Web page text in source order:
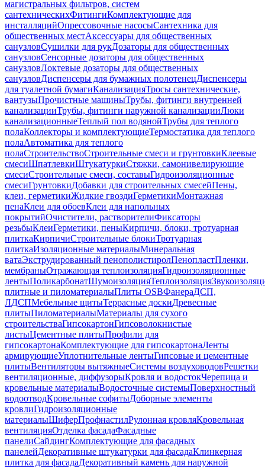
магистральных фильтров, систем
сантехническихФитингиКомплектующие для
инсталляцийОпрессовочные насосыСантехника для
общественных местАксессуары для общественных
санузловСушилки для рукДозаторы для общественных
санузловСенсорные дозаторы для общественных
санузловЛоктевые дозаторы для общественных
санузловДиспенсеры для бумажных полотенецДиспенсеры
для туалетной бумагиКанализацияТросы сантехнические,
вантузыПрочистные машиныТрубы, фитинги внутренней
канализацииТрубы, фитинги наружной канализацииЛюки
канализационныеТеплый пол водянойТрубы для теплого
полаКоллекторы и комплектующиеТермостатика для теплого
полаАвтоматика для теплого
полаСтроительствоСтроительные смеси и грунтовкиКлеевые
смесиШпатлевкиШтукатуркиСтяжки, самонивелирующие
смесиСтроительные смеси, составыГидроизоляционные
смесиГрунтовкиДобавки для строительных смесейПены,
клеи, герметикиЖидкие гвоздиГерметикиМонтажная
пенаКлеи для обоевКлеи для напольных
покрытийОчистители, растворителиФиксаторы
резьбыКлеиГерметики, пеныКирпичи, блоки, тротуарная
плиткаКирпичиСтроительные блокиТротуарная
плиткаИзоляционные материалыМинеральная
ватаЭкструдированный пенополистиролПенопластПленки,
мембраныОтражающая теплоизоляцияГидроизоляционные
лентыПоликарбонатШумоизоляцияТеплоизоляция
плитные и пиломатериалыПлиты OSBФанераДСП,
ЛДСПМебельные щитыТеррасные доскиДревесные
плитыПиломатериалыМатериалы для сухого
строительстваГипсокартонГипсоволокнистые
листыЦементные плитыПрофили для
гипсокартонаКомплектующие для гипсокартонаЛенты
армирующиеУплотнительные лентыГипсовые и цементные
плитыВентиляторы вытяжныеСистемы воздуховодовРешетки
вентиляционные, диффузорыКровля и водостокЧерепица и
кровельные материалыВодосточные системыПоверхностный
водоотводКровельные софитыДоборные элементы
кровлиГидроизоляционные
материалыШиферПрофнастилРулонная кровляКровельная
вентиляцияОтделка фасадаФасадные
панелиСайдингКомплектующие для фасадных
панелейДекоративные штукатурки для фасадаКлинкерная
плитка для фасадаДекоративный камень для наружной